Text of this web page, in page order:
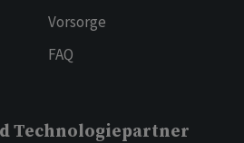
Vorsorge
FAQ
Technologiepartner